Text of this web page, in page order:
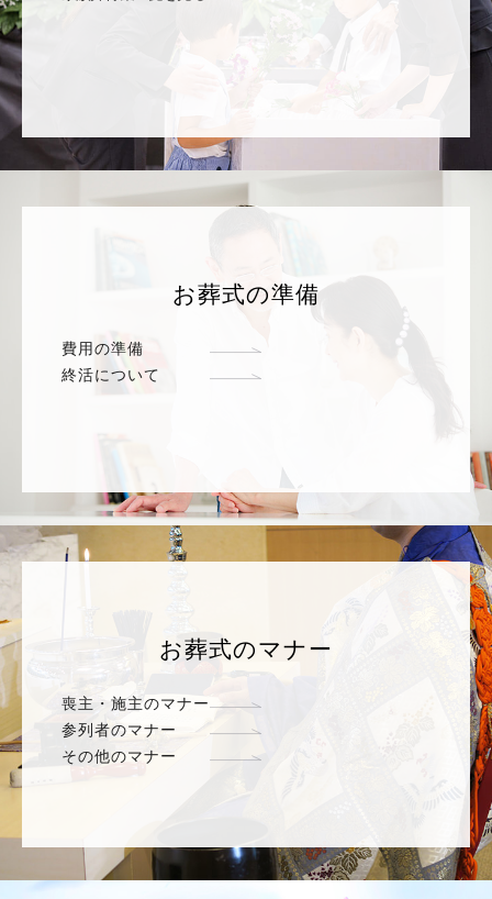
お葬式の準備
費用の準備
終活について
お葬式のマナー
喪主・施主のマナー
参列者のマナー
その他のマナー